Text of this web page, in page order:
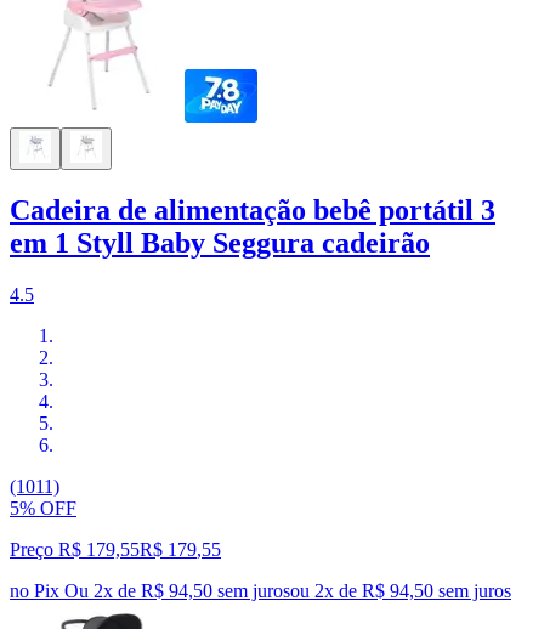
Cadeira de alimentação bebê portátil 3
em 1 Styll Baby Seggura cadeirão
4.5
(1011)
5% OFF
Preço R$ 179,55R$ 179,55
no Pix Ou 2x de R$ 94,50 sem jurosou 2x de R$ 94,50 sem juros